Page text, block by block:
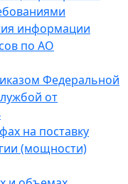
информации
по АО
Федеральной
от
на поставку
(мощности)